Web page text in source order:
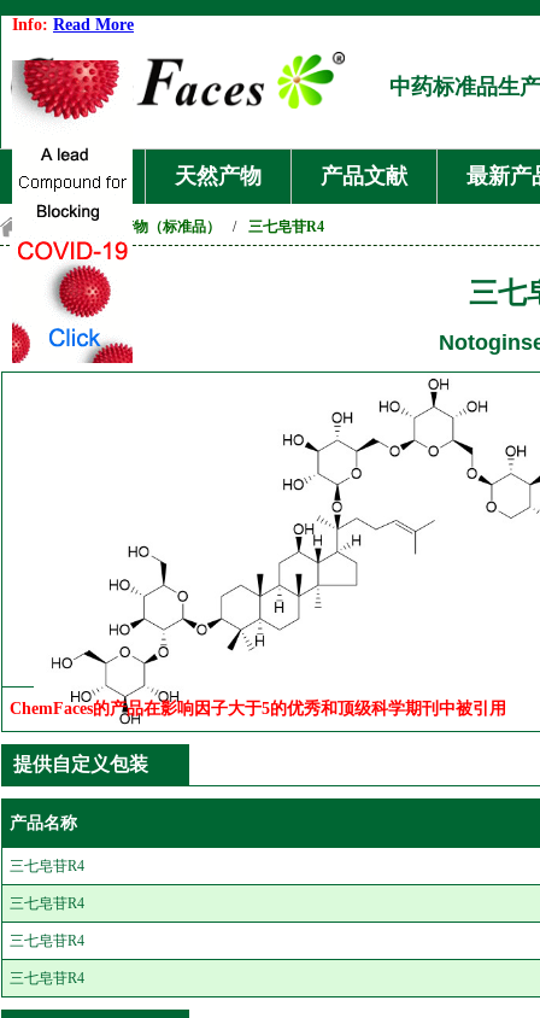
Info: Read More
中药标准品生
首页 天然产物 产品文献 最新产
天然产物（标准品） / 三七皂苷R4
三七
ChemFaces的产品在影响因子大于5的优秀和顶级科学期刊中被引用
提供自定义包装
产品名称
三七皂苷R4
三七皂苷R4
三七皂苷R4
三七皂苷R4